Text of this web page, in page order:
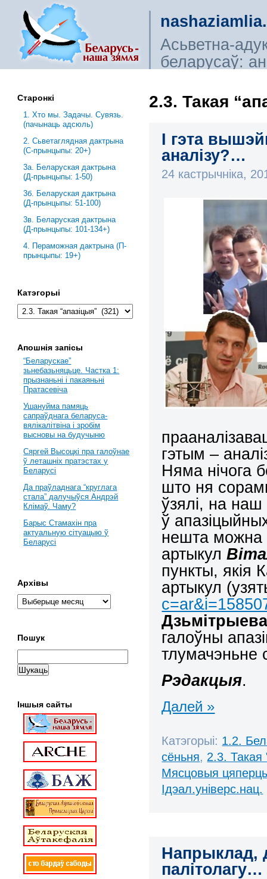
Асьветна-
беларусаў:
2.3. Такая
І гэта
аналізу?…
24 кастрычніка,
гэтым –
Няма нічога
што ня
ўзялі, на
ў
нешта можна
артыкул
пункты, якія
артыкул
галоўны
тлумачэньне
Рэдакцыя.
Далей »
Катэгорыі: 1.2.
сёньня, 2.3. Такая
Мясцовыя
Ідэал.універс.нац.
Напрыклад,
палітолагу…
Старонкі
1. Хто мы. Задачы. Сувязь.
(пачынаць адсюль)
2. Сьветаглядная дактрына
(С-прынцыпы: 20+)
3a. Беларуская дактрына
(Д-прынцыпы: 1-50)
3б. Беларуская дактрына
(Д-прынцыпы: 51-100)
3в. Беларуская дактрына
(Д-прынцыпы: 101-134+)
4. Пераможная дактрына (П-
прынцыпы: 19+)
Катэгорыі
Апошнія запісы
“Беларускае”
зьнебазьняцьце. Частка 1:
прызнаньні і пакаяньні
Пратасевіча
Ушануйма памяць
сапраўднага беларуса-
вялікалітвіна і зробім
высновы на будучыню
Сяргей Высоцкі пра галоўнае
ў леташніх пратэстах у
Беларусі
Да праўладнага “круглага
стала” далучыўся Андрэй
Клімаў. Чаму?
Барыс Стамахін пра
актуальную сітуацыю ў
Беларусі
Архівы
Пошук
Іншыя сайты